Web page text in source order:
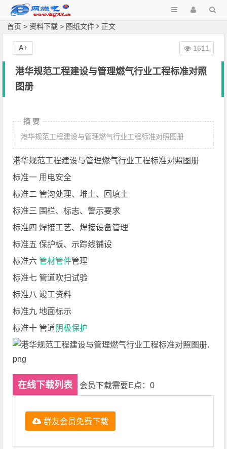
首页 >资料下载 > 图纸文件 正文
港华规范工程建设与管理燃气行业工程标准对照
图册
摘 要
港华规范工程建设与管理燃气行业工程标准对照图册
港华规范工程建设与管理燃气行业工程标准对照图册
标准一 用电安全
标准二 管沟处理、堆土、回填土
标准三 围栏、标志、警示要求
标准四 焊接工艺、焊接设备管理
标准五 保护板、示踪线铺设
标准六 管材管件管理
标准七 管道吹扫试验
标准八 竣工资料
标准九 地面标示
标准十 管道阴极保护
在线下载列表 会员下载需要E点：0
群友会员免费下载
1611
A+